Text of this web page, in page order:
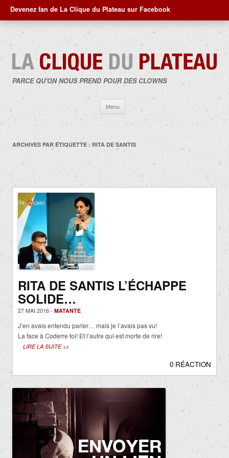
Devenez fan de La Clique du Plateau sur Facebook
PARCE QU'ON NOUS PREND POUR DES CLOWNS
Menu
contenu
ARCHIVES PAR ÉTIQUETTE : RITA DE SANTIS
RITA DE SANTIS L’ÉCHAPPE
SOLIDE…
27 MAI 2016 - MATANTE
J’en avais entendu parler… mais je l’avais pas vu!
La face à Coderre toi! Et l’autre qui est morte de rire!
LIRE LA SUITE >>
0 RÉACTION